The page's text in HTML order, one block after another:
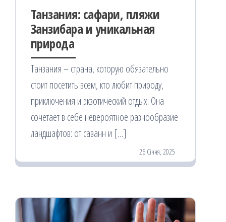
Танзания: сафари, пляжи
Занзибара и уникальная
природа
Танзания – страна, которую обязательно
стоит посетить всем, кто любит природу,
приключения и экзотический отдых. Она
сочетает в себе невероятное разнообразие
ландшафтов: от саванн и […]
26 Січня, 2025